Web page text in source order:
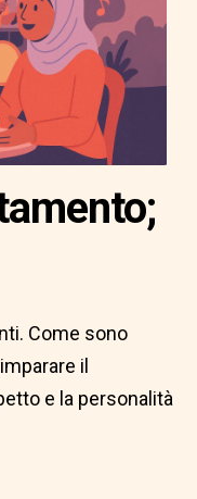
Come sono
il
e la personalità